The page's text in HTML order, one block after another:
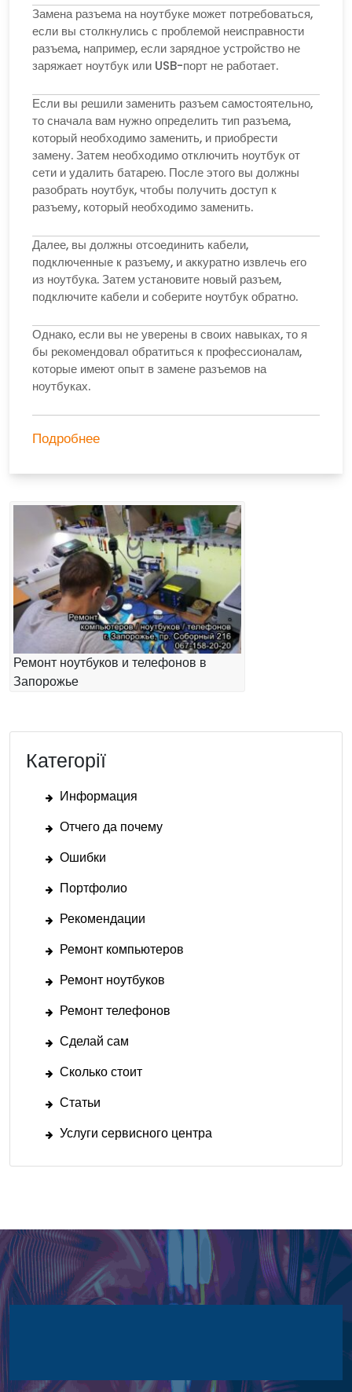
Замена разъема на ноутбуке может потребоваться,
если вы столкнулись с проблемой неисправности
разъема, например, если зарядное устройство не
заряжает ноутбук или USB-порт не работает.
Если вы решили заменить разъем самостоятельно,
то сначала вам нужно определить тип разъема,
который необходимо заменить, и приобрести
замену. Затем необходимо отключить ноутбук от
сети и удалить батарею. После этого вы должны
разобрать ноутбук, чтобы получить доступ к
разъему, который необходимо заменить.
Далее, вы должны отсоединить кабели,
подключенные к разъему, и аккуратно извлечь его
из ноутбука. Затем установите новый разъем,
подключите кабели и соберите ноутбук обратно.
Однако, если вы не уверены в своих навыках, то я
бы рекомендовал обратиться к профессионалам,
которые имеют опыт в замене разъемов на
ноутбуках.
Подробнее
Ремонт ноутбуков и телефонов в
Запорожье
Категорії
Информация
Отчего да почему
Ошибки
Портфолио
Рекомендации
Ремонт компьютеров
Ремонт ноутбуков
Ремонт телефонов
Сделай сам
Сколько стоит
Статьи
Услуги сервисного центра